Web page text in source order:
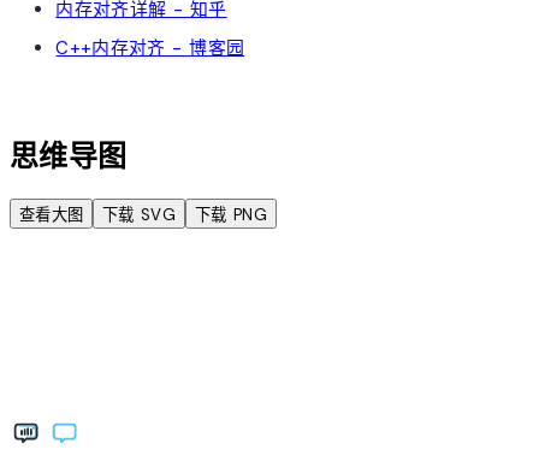
内存对齐详解 - 知乎
C++内存对齐 - 博客园
思维导图
查看大图 下载 SVG 下载 PNG